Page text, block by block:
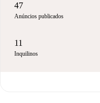
47
Anúncios publicados
11
Inquilinos